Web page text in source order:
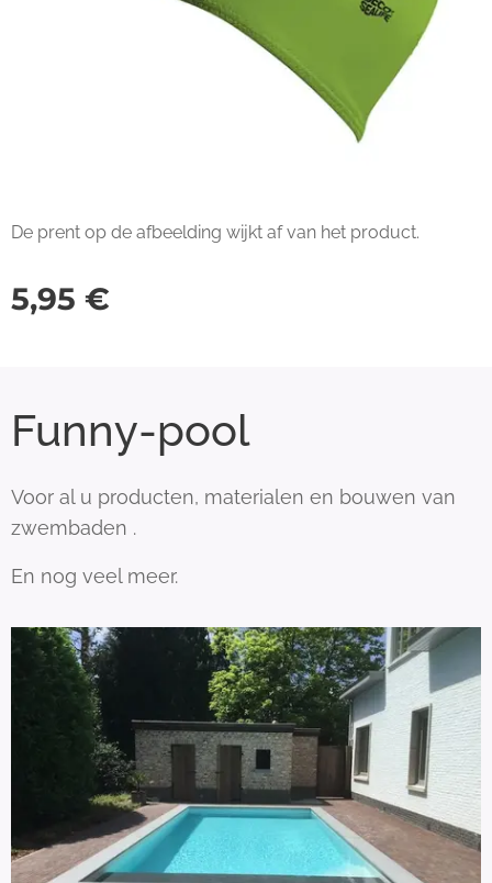
De prent op de afbeelding wijkt af van het product.
5,95 €
Funny-pool
Voor al u producten, materialen en bouwen van
zwembaden .
En nog veel meer.